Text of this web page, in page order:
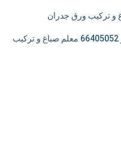
دهان صباغ ضاحية مبارك العبدالله الجابر 66405052 معلم صباغ و تركيب